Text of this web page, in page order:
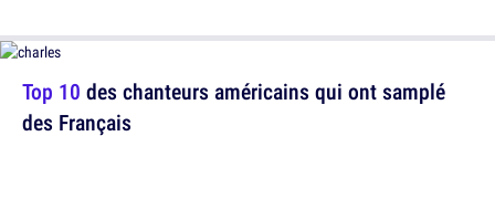
Top 10 des chanteurs américains qui ont samplé
des Français